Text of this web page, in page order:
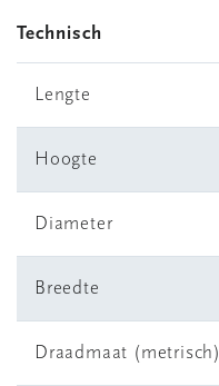
Technisch
Lengte
Hoogte
Diameter
Breedte
Draadmaat (metrisch)